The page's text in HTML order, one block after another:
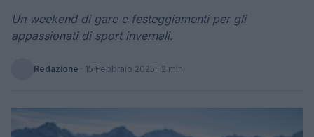
Un weekend di gare e festeggiamenti per gli
appassionati di sport invernali.
Redazione · 15 Febbraio 2025 · 2 min